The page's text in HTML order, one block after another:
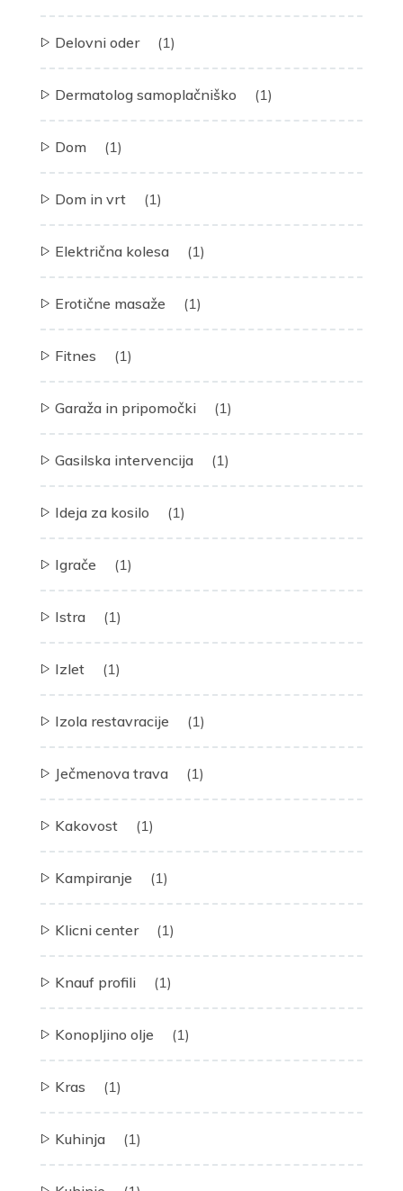
Delovni oder (1)
Dermatolog samoplačniško (1)
Dom (1)
Dom in vrt (1)
Električna kolesa (1)
Erotične masaže (1)
Fitnes (1)
Garaža in pripomočki (1)
Gasilska intervencija (1)
Ideja za kosilo (1)
Igrače (1)
Istra (1)
Izlet (1)
Izola restavracije (1)
Ječmenova trava (1)
Kakovost (1)
Kampiranje (1)
Klicni center (1)
Knauf profili (1)
Konopljino olje (1)
Kras (1)
Kuhinja (1)